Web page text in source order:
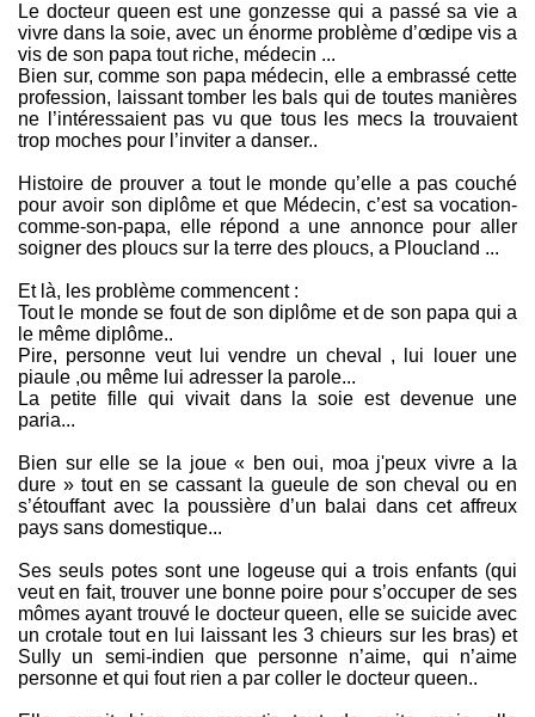
Le docteur queen est une gonzesse qui a passé sa vie a
vivre dans la soie, avec un énorme problème d’œdipe vis a
vis de son papa tout riche, médecin ...
Bien sur, comme son papa médecin, elle a embrassé cette
profession, laissant tomber les bals qui de toutes manières
ne l’intéressaient pas vu que tous les mecs la trouvaient
trop moches pour l’inviter a danser..
Histoire de prouver a tout le monde qu’elle a pas couché
pour avoir son diplôme et que Médecin, c’est sa vocation-
comme-son-papa, elle répond a une annonce pour aller
soigner des ploucs sur la terre des ploucs, a Ploucland ...
Et là, les problème commencent :
Tout le monde se fout de son diplôme et de son papa qui a
le même diplôme..
Pire, personne veut lui vendre un cheval , lui louer une
piaule ,ou même lui adresser la parole...
La petite fille qui vivait dans la soie est devenue une
paria...
Bien sur elle se la joue « ben oui, moa j'peux vivre a la
dure » tout en se cassant la gueule de son cheval ou en
s’étouffant avec la poussière d’un balai dans cet affreux
pays sans domestique...
Ses seuls potes sont une logeuse qui a trois enfants (qui
veut en fait, trouver une bonne poire pour s’occuper de ses
mômes ayant trouvé le docteur queen, elle se suicide avec
un crotale tout en lui laissant les 3 chieurs sur les bras) et
Sully un semi-indien que personne n’aime, qui n’aime
personne et qui fout rien a par coller le docteur queen..